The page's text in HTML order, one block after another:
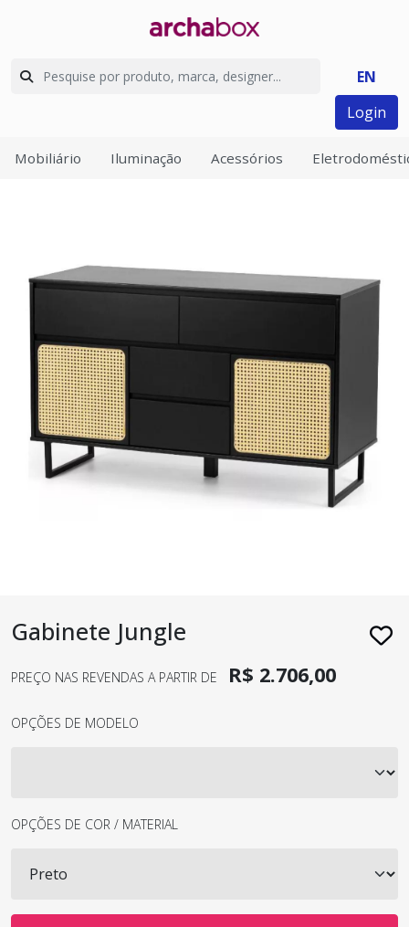
EN
Login
Mobiliário Iluminação Acessórios
Gabinete Jungle
PREÇO NAS REVENDAS A PARTIR DE R$ 2.706,00
OPÇÕES DE MODELO
OPÇÕES DE COR / MATERIAL